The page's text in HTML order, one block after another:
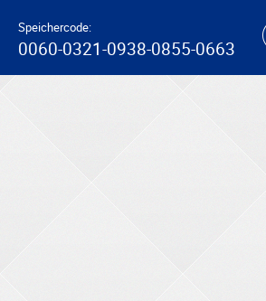
Speichercode:
0060-0321-0938-0855-0663